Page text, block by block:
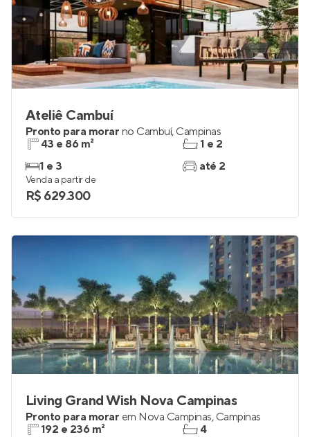
Ateliê Cambuí
Pronto para morar no Cambuí, Campinas
43 e 86 m²
1 e 3
1 e 2
até 2
Venda a partir de
R$ 629.300
Living Grand Wish Nova Campinas
Pronto para morar em Nova Campinas, Campinas
192 e 236 m²
4